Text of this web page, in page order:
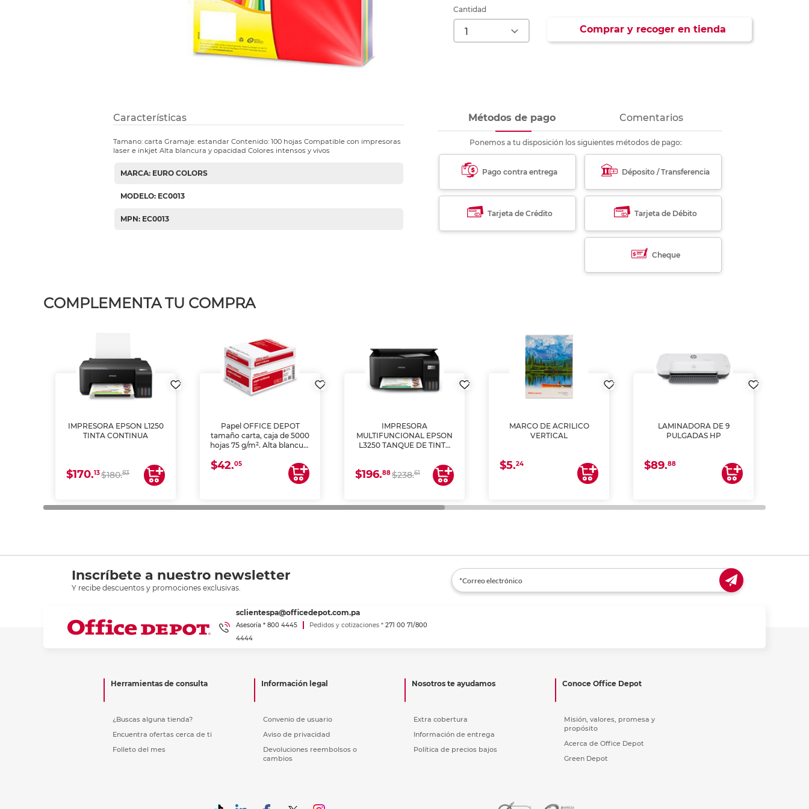
Etiquetas inkjet y láser
Refuerzos para carpeta
Ver más
Cantidad
Comprar y recoger en tienda
Características
Tamano: carta Gramaje: estandar Contenido: 100 hojas Compatible con impresoras
laser e inkjet Alta blancura y opacidad Colores intensos y vivos
MARCA: EURO COLORS
MODELO: EC0013
MPN: EC0013
Métodos de pago Comentarios
Ponemos a tu disposición los siguientes métodos de pago:
Pago contra entrega Déposito / Transferencia
Tarjeta de Crédito Tarjeta de Débito
Cheque
COMPLEMENTA TU COMPRA
IMPRESORA EPSON L1250
TINTA CONTINUA
$170.13$180.83
Papel OFFICE DEPOT
tamaño carta, caja de 5000
hojas 75 g/m². Alta blancura
láser e inkjet. Ideal para
impresión de alto volumen
en oficinas y negocios.
$42.05
IMPRESORA
MULTIFUNCIONAL EPSON
L3250 TANQUE DE TINTA
$196.88$238.61
MARCO DE ACRILICO
VERTICAL
$5.24
LAMINADORA DE 9
PULGADAS HP
$89.88
Inscríbete a nuestro newsletter
Y recibe descuentos y promociones exclusivas.
sclientespa@officedepot.com.pa
Asesoría * 800 4445 Pedidos y cotizaciones * 271 00 71/800
4444
Herramientas de consulta
¿Buscas alguna tienda?
Encuentra ofertas cerca de ti
Folleto del mes
Información legal
Convenio de usuario
Aviso de privacidad
Devoluciones reembolsos o
cambios
Nosotros te ayudamos
Extra cobertura
Información de entrega
Política de precios bajos
Conoce Office Depot
Misión, valores, promesa y
propósito
Acerca de Office Depot
Green Depot